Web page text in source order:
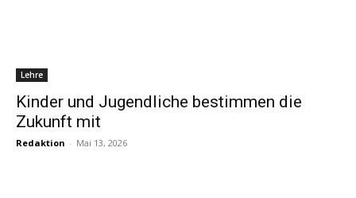
Lehre
Kinder und Jugendliche bestimmen die
Zukunft mit
Redaktion - Mai 13, 2026